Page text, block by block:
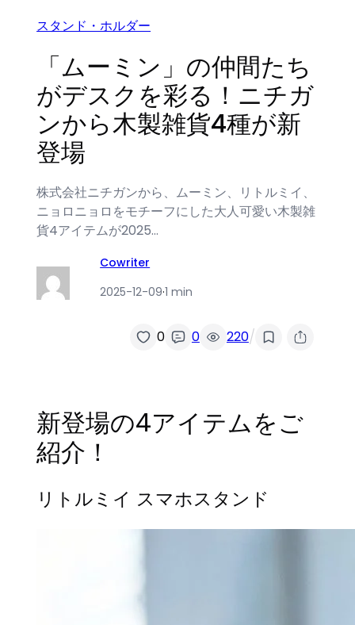
スタンド・ホルダー
「ムーミン」の仲間たち
がデスクを彩る！ニチガ
ンから木製雑貨4種が新
登場
株式会社ニチガンから、ムーミン、リトルミイ、
ニョロニョロをモチーフにした大人可愛い木製雑
貨4アイテムが2025…
Cowriter
2025-12-09·1 min
0 0 220/
新登場の4アイテムをご
紹介！
リトルミイ スマホスタンド